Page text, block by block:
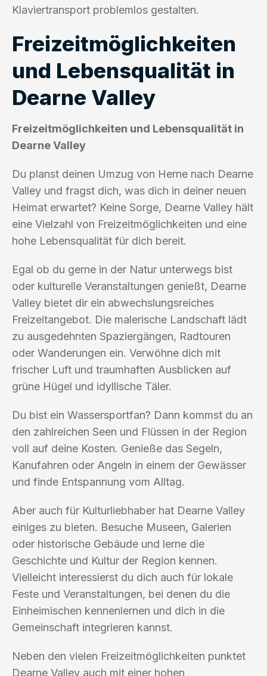
Klaviertransport problemlos gestalten.
Freizeitmöglichkeiten
und Lebensqualität in
Dearne Valley
Freizeitmöglichkeiten und Lebensqualität in
Dearne Valley
Du planst deinen Umzug von Herne nach Dearne
Valley und fragst dich, was dich in deiner neuen
Heimat erwartet? Keine Sorge, Dearne Valley hält
eine Vielzahl von Freizeitmöglichkeiten und eine
hohe Lebensqualität für dich bereit.
Egal ob du gerne in der Natur unterwegs bist
oder kulturelle Veranstaltungen genießt, Dearne
Valley bietet dir ein abwechslungsreiches
Freizeitangebot. Die malerische Landschaft lädt
zu ausgedehnten Spaziergängen, Radtouren
oder Wanderungen ein. Verwöhne dich mit
frischer Luft und traumhaften Ausblicken auf
grüne Hügel und idyllische Täler.
Du bist ein Wassersportfan? Dann kommst du an
den zahlreichen Seen und Flüssen in der Region
voll auf deine Kosten. Genieße das Segeln,
Kanufahren oder Angeln in einem der Gewässer
und finde Entspannung vom Alltag.
Aber auch für Kulturliebhaber hat Dearne Valley
einiges zu bieten. Besuche Museen, Galerien
oder historische Gebäude und lerne die
Geschichte und Kultur der Region kennen.
Vielleicht interessierst du dich auch für lokale
Feste und Veranstaltungen, bei denen du die
Einheimischen kennenlernen und dich in die
Gemeinschaft integrieren kannst.
Neben den vielen Freizeitmöglichkeiten punktet
Dearne Valley auch mit einer hohen